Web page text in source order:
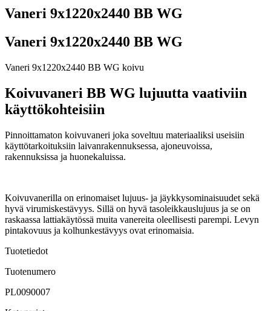
Vaneri 9x1220x2440 BB WG
Vaneri 9x1220x2440 BB WG
Vaneri 9x1220x2440 BB WG koivu
Koivuvaneri BB WG lujuutta vaativiin
käyttökohteisiin
Pinnoittamaton koivuvaneri joka soveltuu materiaaliksi useisiin
käyttötarkoituksiin laivanrakennuksessa, ajoneuvoissa,
rakennuksissa ja huonekaluissa.
Koivuvanerilla on erinomaiset lujuus- ja jäykkysominaisuudet sekä
hyvä virumiskestävyys. Sillä on hyvä tasoleikkauslujuus ja se on
raskaassa lattiakäytössä muita vanereita oleellisesti parempi. Levyn
pintakovuus ja kolhunkestävyys ovat erinomaisia.
Tuotetiedot
Tuotenumero
PL0090007